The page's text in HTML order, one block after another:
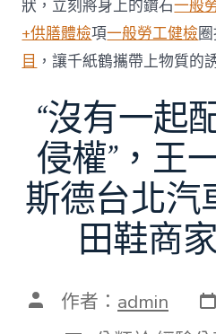
狀，立刻將身上的鑽石一般
+供膳體檢項一般勞工健檢
目 ，讓千紙鶴攜帶上物質的
“沒有一起
侵權”，​王
斯德台北汽
田鞋商
文 作者： admin 發
表